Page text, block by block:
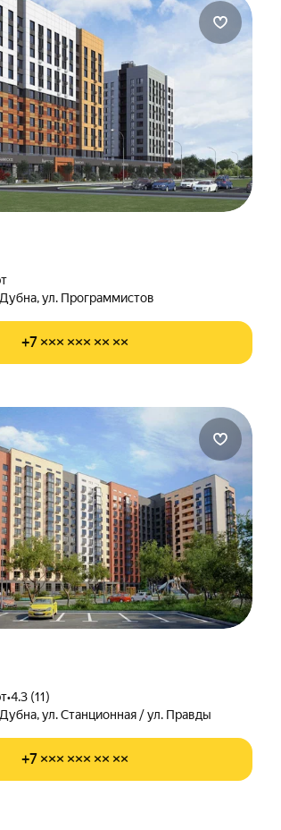
ул. Программистов
+7 ××× ××× ×× ××
•4.3 (11)
ул. Станционная / ул. Правды
+7 ××× ××× ×× ××